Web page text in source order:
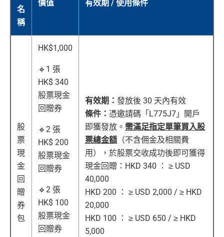
名
稱
價值 有效期 / 使用條件
股
票
現
金
回
贈
券
包
HK$1,000
🔹1 張
HK$ 340
股票現金
回贈券
🔹2 張
HK$ 200
股票現金
回贈券
🔹2 張
HK$ 100
股票現金
回贈券
有效期： 發放後 30 天內有效
條件： 憑邀請碼「L775J7」開戶
即獲發放。 需滿足指定單筆買入股
票總金額 （不含佣金及相關費
用），於股票交收成功後即可獲得
現金回贈：HKD 340 ： ≥ USD
40,000
HKD 200 ： ≥ USD 2,000 / ≥ HKD
20,000
HKD 100 ： ≥ USD 650 / ≥ HKD
5,000